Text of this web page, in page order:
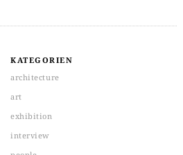
KATEGORIEN
architecture
art
exhibition
interview